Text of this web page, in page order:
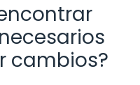
cambios?